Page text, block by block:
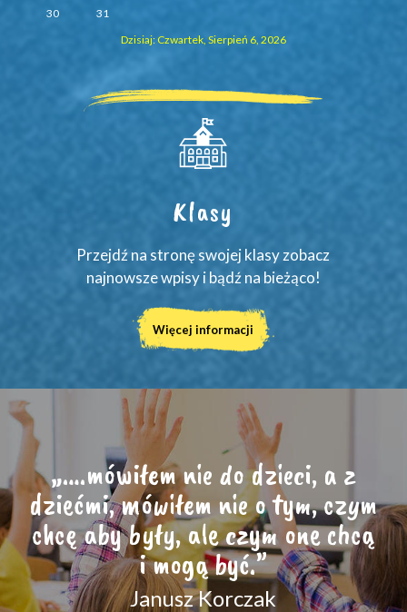
30
31
Dzisiaj: Czwartek, Sierpień 6, 2026
Klasy
Przejdź na stronę swojej klasy zobacz
najnowsze wpisy i bądź na bieżąco!
Więcej informacji
„….mówiłem nie do dzieci, a z
dziećmi, mówiłem nie o tym, czym
chcę aby były, ale czym one chcą
i mogą być.”
Janusz Korczak